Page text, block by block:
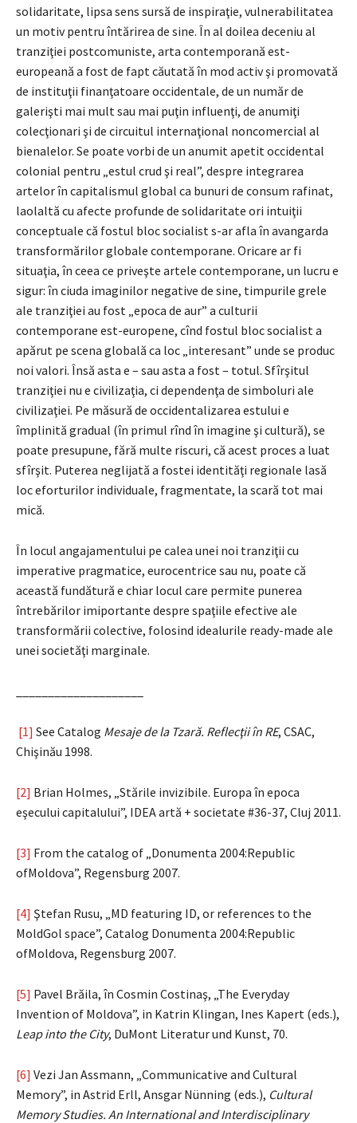
solidaritate, lipsa sens sursă de inspiraţie, vulnerabilitatea
un motiv pentru întărirea de sine. În al doilea deceniu al
tranziţiei postcomuniste, arta contemporană est-
europeană a fost de fapt căutată în mod activ şi promovată
de instituţii finanţatoare occidentale, de un număr de
galerişti mai mult sau mai puţin influenţi, de anumiţi
colecţionari şi de circuitul internaţional noncomercial al
bienalelor. Se poate vorbi de un anumit apetit occidental
colonial pentru „estul crud şi real”, despre integrarea
artelor în capitalismul global ca bunuri de consum rafinat,
laolaltă cu afecte profunde de solidaritate ori intuiţii
conceptuale că fostul bloc socialist s-ar afla în avangarda
transformărilor globale contemporane. Oricare ar fi
situaţia, în ceea ce priveşte artele contemporane, un lucru e
sigur: în ciuda imaginilor negative de sine, timpurile grele
ale tranziţiei au fost „epoca de aur” a culturii
contemporane est-europene, cînd fostul bloc socialist a
apărut pe scena globală ca loc „interesant” unde se produc
noi valori. Însă asta e – sau asta a fost – totul. Sfîrşitul
tranziţiei nu e civilizaţia, ci dependenţa de simboluri ale
civilizaţiei. Pe măsură de occidentalizarea estului e
împlinită gradual (în primul rînd în imagine şi cultură), se
poate presupune, fără multe riscuri, că acest proces a luat
sfîrşit. Puterea neglijată a fostei identităţi regionale lasă
loc eforturilor individuale, fragmentate, la scară tot mai
mică.
În locul angajamentului pe calea unei noi tranziţii cu
imperative pragmatice, eurocentrice sau nu, poate că
această fundătură e chiar locul care permite punerea
întrebărilor imiportante despre spaţiile efective ale
transformării colective, folosind idealurile ready-made ale
unei societăţi marginale.
[1] See Catalog Mesaje de la Tzară. Reflecţii în RE, CSAC,
Chişinău 1998.
[2] Brian Holmes, „Stările invizibile. Europa în epoca
eşecului capitalului”, IDEA artă + societate #36-37, Cluj 2011.
[3] From the catalog of „Donumenta 2004:Republic
ofMoldova”, Regensburg 2007.
[4] Ştefan Rusu, „MD featuring ID, or references to the
MoldGol space”, Catalog Donumenta 2004:Republic
ofMoldova, Regensburg 2007.
[5] Pavel Brăila, în Cosmin Costinaş, „The Everyday
Invention of Moldova”, in Katrin Klingan, Ines Kapert (eds.),
Leap into the City, DuMont Literatur und Kunst, 70.
[6] Vezi Jan Assmann, „Communicative and Cultural
Memory”, in Astrid Erll, Ansgar Nünning (eds.), Cultural
Memory Studies. An International and Interdisciplinary